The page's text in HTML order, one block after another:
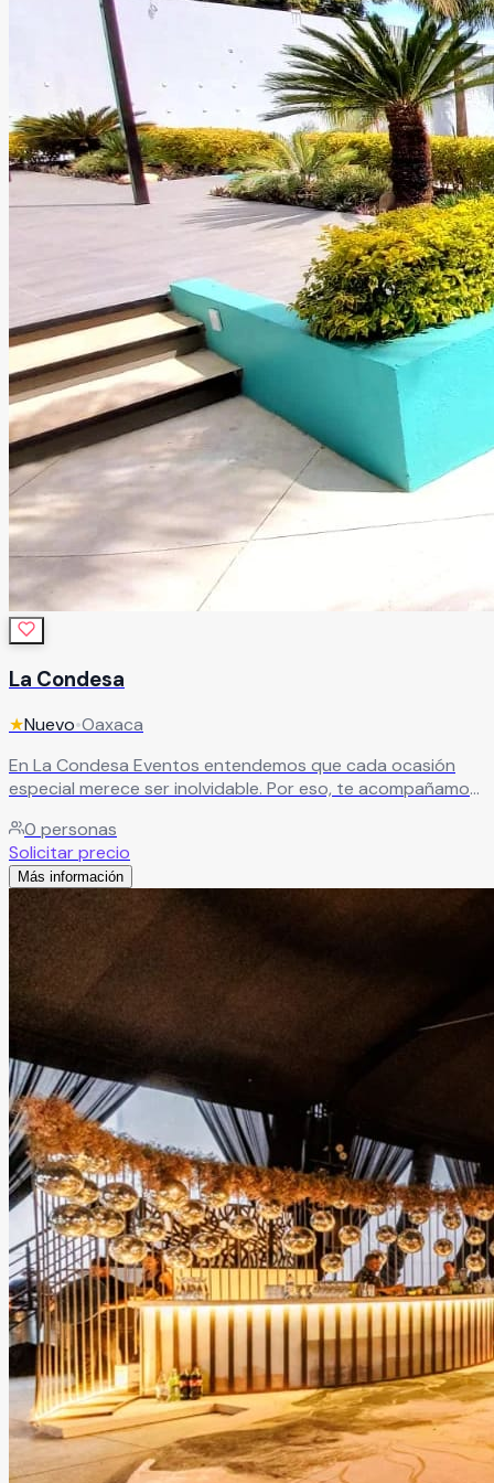
La Condesa
★Nuevo•Oaxaca
En La Condesa Eventos entendemos que cada ocasión
especial merece ser inolvidable. Por eso, te acompañamos
cuidando cada detalle para que todo salga perfecto. Tú
solo elige los servicios y opciones que más te gusten, y
nosotros nos encargamos del resto para que disfrutes sin
preocupaciones.
Leer más
0 personas
Solicitar precio
Más información